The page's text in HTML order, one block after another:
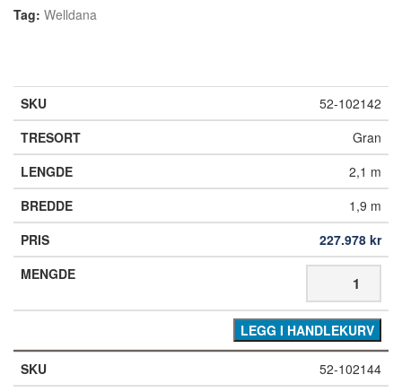
Tag: Welldana
52-102142
Gran
2,1 m
1,9 m
227.978 kr
LEGG I HANDLEKURV
52-102144